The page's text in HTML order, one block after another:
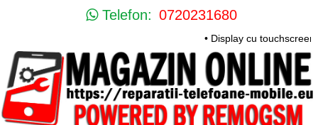
Telefon: 0720231680
• Display cu